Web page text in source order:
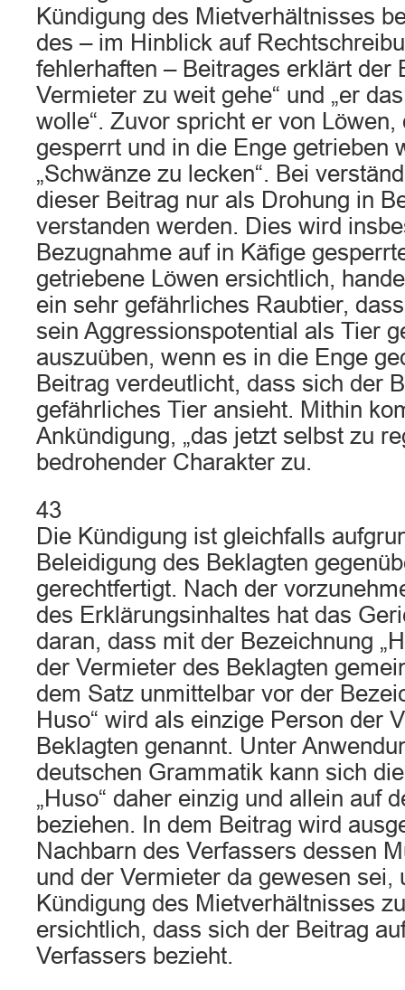
Kündigung des Mietverhältnisses
des – im Hinblick auf
fehlerhaften – Beitrages erklärt der
Vermieter zu weit gehe“ und „er
wolle“. Zuvor spricht er von Löwen,
gesperrt und in die Enge getrieben
„Schwänze zu lecken“. Bei
dieser Beitrag nur als Drohung in
verstanden werden. Dies wird
Bezugnahme auf in Käfige
getriebene Löwen ersichtlich,
ein sehr gefährliches Raubtier,
sein Aggressionspotential als Tier
auszuüben, wenn es in die Enge
Beitrag verdeutlicht, dass sich der
gefährliches Tier ansieht. Mithin
Ankündigung, „das jetzt selbst zu
bedrohender Charakter zu.
43
Die Kündigung ist gleichfalls
Beleidigung des Beklagten
gerechtfertigt. Nach der
des Erklärungsinhaltes hat das
daran, dass mit der Bezeichnung
der Vermieter des Beklagten
dem Satz unmittelbar vor der
Huso“ wird als einzige Person der
Beklagten genannt. Unter
deutschen Grammatik kann sich
„Huso“ daher einzig und allein auf
beziehen. In dem Beitrag wird
Nachbarn des Verfassers dessen
und der Vermieter da gewesen sei,
Kündigung des Mietverhältnisses
ersichtlich, dass sich der Beitrag
Verfassers bezieht.